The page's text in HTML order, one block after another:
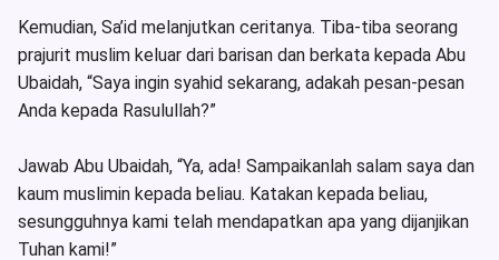
Kemudian, Sa’id melanjutkan ceritanya. Tiba-tiba seorang
prajurit muslim keluar dari barisan dan berkata kepada Abu
Ubaidah, “Saya ingin syahid sekarang, adakah pesan-pesan
Anda kepada Rasulullah?”
Jawab Abu Ubaidah, “Ya, ada! Sampaikanlah salam saya dan
kaum muslimin kepada beliau. Katakan kepada beliau,
sesungguhnya kami telah mendapatkan apa yang dijanjikan
Tuhan kami!”